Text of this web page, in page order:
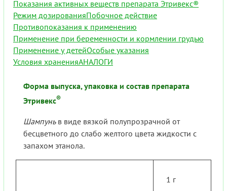
Показания активных веществ препарата Этривекс®
Режим дозированияПобочное действие
Противопоказания к применению
Применение при беременности и кормлении грудью
Применение у детейОсобые указания
Условия храненияАНАЛОГИ
Форма выпуска, упаковка и состав препарата
Этривекс®
Шампуньв виде вязкой полупрозрачной от
бесцветного до слабо желтого цвета жидкости с
запахом этанола.
1 г